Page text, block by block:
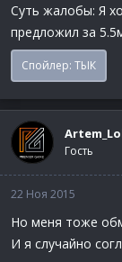
Суть жалобы: Я
предложил за
Спойлер: ТЫК
Гость
22 Ноя 2015
Но меня тоже
И я случайно